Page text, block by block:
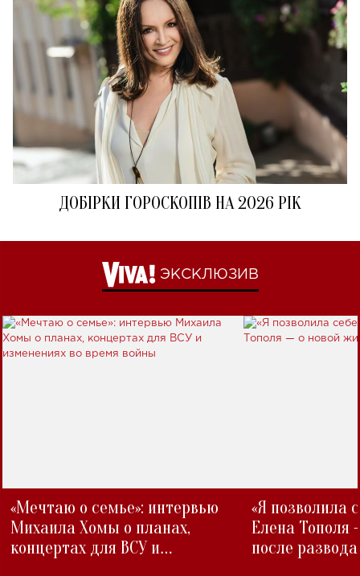
ДОБІРКИ ГОРОСКОПІВ НА 2026 РІК
ЭКСКЛЮЗИВ
«Мечтаю о семье»: интервью
Михаила Хомы о планах,
концертах для ВСУ и
«Я позволила
Елена Тополя
после развода